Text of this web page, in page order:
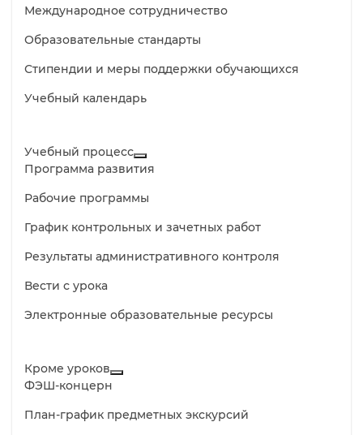
Международное сотрудничество
Образовательные стандарты
Стипендии и меры поддержки обучающихся
Учебный календарь
Учебный процесс
Программа развития
Рабочие программы
График контрольных и зачетных работ
Результаты административного контроля
Вести с урока
Электронные образовательные ресурсы
Кроме уроков
ФЭШ-концерн
План-график предметных экскурсий